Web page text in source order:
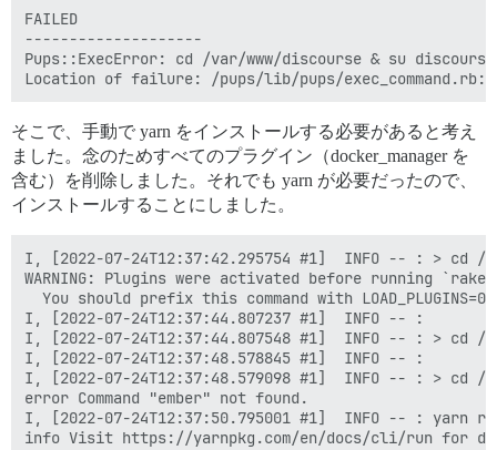
FAILED
--------------------
Pups::ExecError: cd /var/www/discourse & su
そこで、手動で yarn をインストールする必要があると考え
ました。念のためすべてのプラグイン（docker_manager を
含む）を削除しました。それでも yarn が必要だったので、
インストールすることにしました。
I, [2022-07-24T12:37:42.295754 #1]  INFO -- : > cd
WARNING: Plugins were activated before running
  You should prefix this command with LOAD_PLUGINS=0
I, [2022-07-24T12:37:44.807237 #1]  INFO -- :
I, [2022-07-24T12:37:44.807548 #1]  INFO -- : > cd /
I, [2022-07-24T12:37:48.578845 #1]  INFO -- :
I, [2022-07-24T12:37:48.579098 #1]  INFO -- : > cd /
error Command "ember" not found.
I, [2022-07-24T12:37:50.795001 #1]  INFO -- : yarn
info Visit https://yarnpkg.com/en/docs/cli/run for